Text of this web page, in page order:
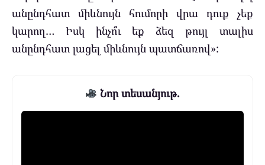
անընդհատ միևնույն հումորի վրա դուք չեք
կարող… Իսկ ինչո՞ւ եք ձեզ թույլ տալիս
անընդհատ լացել միևնույն պատճառով»:
Նոր տեսանյութ.